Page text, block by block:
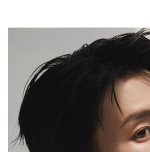
행복이 가득한 집
1987년 창간한 <행복이 가득한 집>은
‘생활을 디자인하면 행복이 더 커진다’는
캐치프레이즈 아래
국내외 대표 디자이너ㆍ작가ㆍ브랜드와 협업,
집을 매개로 한 ‘프리미엄 라이프스타일’을 선